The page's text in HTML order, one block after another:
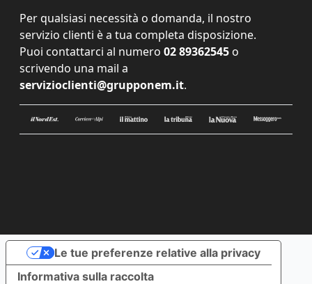
Per qualsiasi necessità o domanda, il nostro
servizio clienti è a tua completa disposizione.
Puoi contattarci al numero 02 89362545 o
scrivendo una mail a
servizioclienti@grupponem.it.
Informativa sulla raccolta
Le tue preferenze relative alla privacy